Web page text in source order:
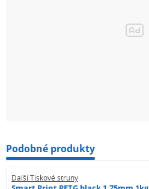
Podobné produkty
Další Tiskové struny